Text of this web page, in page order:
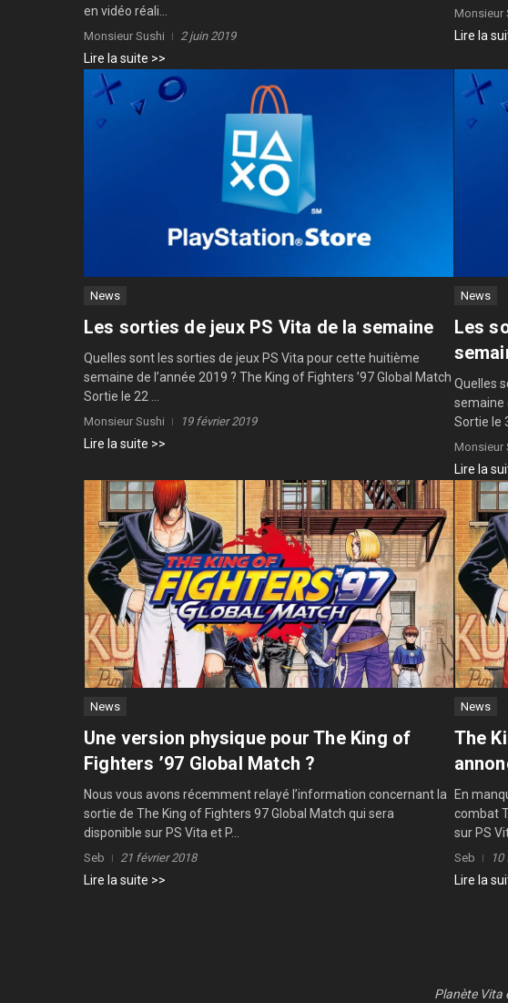
en vidéo réali...
Monsieur Sushi 2 juin 2019
Lire la suite >>
Monsieur
Lire la
News
Les sorties de jeux PS Vita de la semaine
Quelles sont les sorties de jeux PS Vita pour cette huitième
semaine de l’année 2019 ? The King of Fighters ’97 Global Match
Sortie le 22 ...
Monsieur Sushi 19 février 2019
Lire la suite >>
News
Les
Quelles
semaine
Sortie le
Monsieur
Lire la
News
Une version physique pour The King of
Fighters ’97 Global Match ?
Nous vous avons récemment relayé l’information concernant la
sortie de The King of Fighters 97 Global Match qui sera
disponible sur PS Vita et P...
Seb 21 février 2018
Lire la suite >>
News
The
En
combat
sur PS
Seb 10
Lire la
Planète Vita